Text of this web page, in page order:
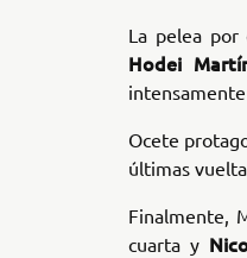
La pelea
Hodei
Ocete
últimas
Finalmente,
cuarta y